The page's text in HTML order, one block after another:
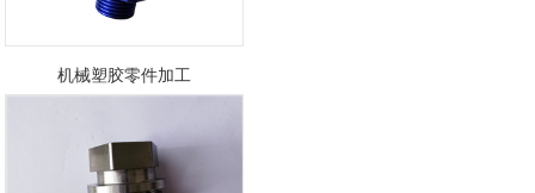
机械塑胶零件加工